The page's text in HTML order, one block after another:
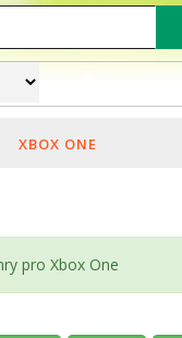
XBOX ONE
pro Xbox One